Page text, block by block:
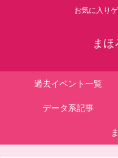
お気に入り
ま
過去イベント一覧
データ系記事